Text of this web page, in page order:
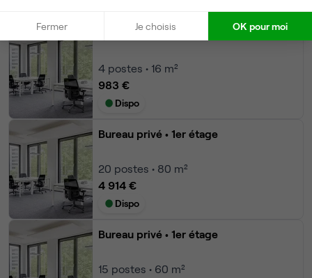
Espace indépendant • 1er étage
4 postes • 16 m²
983 €
Dispo
Bureau privé • 1er étage
20 postes • 80 m²
4 914 €
Dispo
Bureau privé • 1er étage
15 postes • 60 m²
Fermer Je choisis OK pour moi